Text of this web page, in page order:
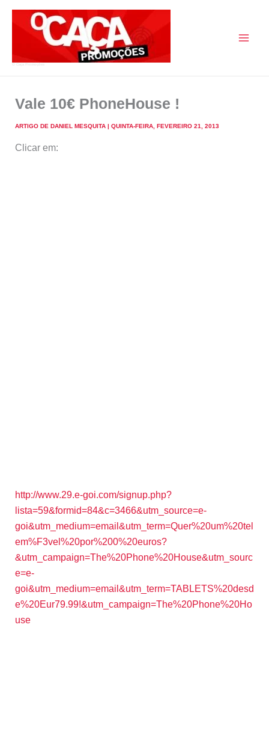
Vale 10€ PhoneHouse !
ARTIGO DE DANIEL MESQUITA | QUINTA-FEIRA, FEVEREIRO 21, 2013
Clicar em:
http://www.29.e-goi.com/signup.php?
lista=59&formid=84&c=3466&utm_source=e-
goi&utm_medium=email&utm_term=Quer%20um%20tel
em%F3vel%20por%200%20euros?
&utm_campaign=The%20Phone%20House&utm_sourc
e=e-
goi&utm_medium=email&utm_term=TABLETS%20desd
e%20Eur79.99!&utm_campaign=The%20Phone%20Ho
use